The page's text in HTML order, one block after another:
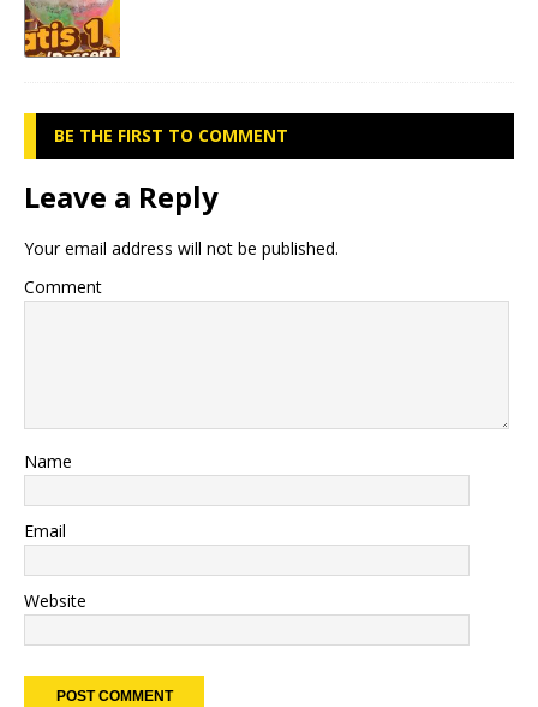
BE THE FIRST TO COMMENT
Leave a Reply
Your email address will not be published.
Comment
Name
Email
Website